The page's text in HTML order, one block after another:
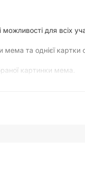
для всіх
та однієї картки
картинки мема.